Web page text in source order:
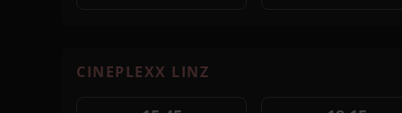
CINEPLEXX LINZ